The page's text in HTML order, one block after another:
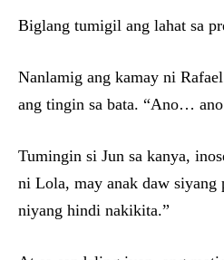
Biglang tumigil ang lahat sa
Nanlamig ang kamay ni
ang tingin sa bata. “Ano…
Tumingin si Jun sa kanya,
ni Lola, may anak daw siyang
niyang hindi nakikita.”